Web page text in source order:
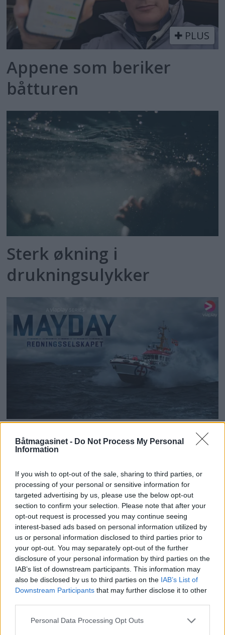
Båtmagasinet - Do Not Process My Personal
Information
If you wish to opt-out of the sale, sharing to third parties, or
processing of your personal or sensitive information for
targeted advertising by us, please use the below opt-out
section to confirm your selection. Please note that after your
opt-out request is processed you may continue seeing
interest-based ads based on personal information utilized by
us or personal information disclosed to third parties prior to
your opt-out. You may separately opt-out of the further
disclosure of your personal information by third parties on the
IAB’s list of downstream participants. This information may
also be disclosed by us to third parties on the IAB’s List of
Downstream Participants that may further disclose it to other
Personal Data Processing Opt Outs
PLUS
Appene som beriker
båtturen
Sterk økning i
drukningsulykker
Ekte redningsaksjoner på
TV
PLUS
Norske båtregler